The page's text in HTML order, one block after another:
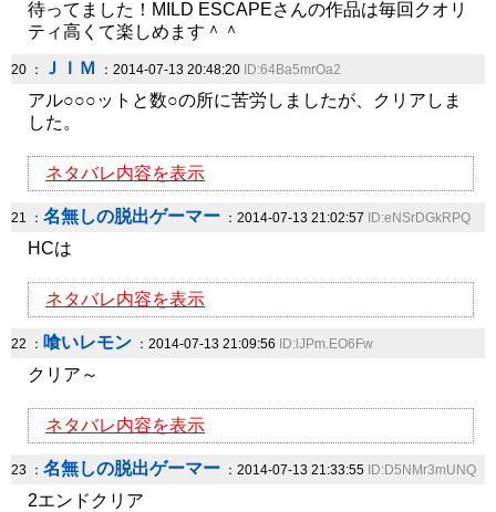
待ってました！MILD ESCAPEさんの作品は毎回クオリ
ティ高くて楽しめます＾＾
20 ： ＪＩＭ ：2014-07-13 20:48:20 ID:64Ba5mrOa2
アル○○○ットと数○の所に苦労しましたが、クリアしま
した。
ネタバレ内容を表示
21 ： 名無しの脱出ゲーマー ：2014-07-13 21:02:57 ID:eNSrDGkRPQ
HCは
ネタバレ内容を表示
22 ： 喰いレモン ：2014-07-13 21:09:56 ID:lJPm.EO6Fw
クリア～
ネタバレ内容を表示
23 ： 名無しの脱出ゲーマー ：2014-07-13 21:33:55 ID:D5NMr3mUNQ
2エンドクリア